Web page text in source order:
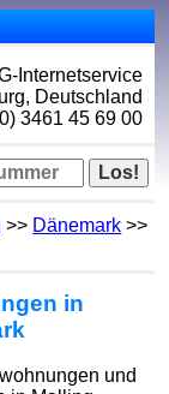
Internetservice
Deutschland
3461 45 69 00
>> Dänemark >>
in
und